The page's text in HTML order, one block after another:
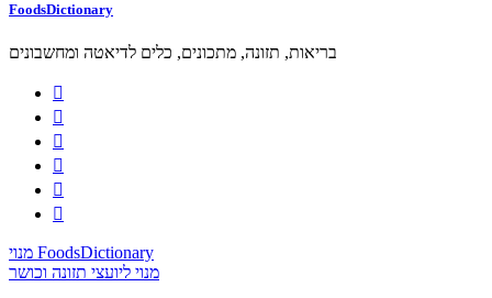
FoodsDictionary
בריאות, תזונה, מתכונים, כלים לדיאטה ומחשבונים






מנוי FoodsDictionary
מנוי ליועצי תזונה וכושר